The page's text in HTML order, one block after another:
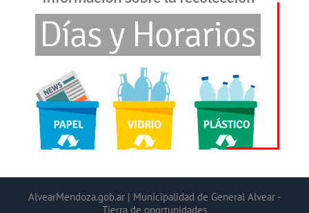
AlvearMendoza.gob.ar | Municipalidad de General Alvear -
Tierra de oportunidades